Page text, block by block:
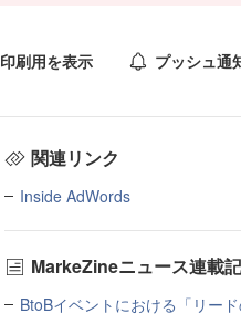
印刷用を表示 プッシュ通
関連リンク
Inside AdWords
MarkeZineニュース連載
BtoBイベントにおける「リー